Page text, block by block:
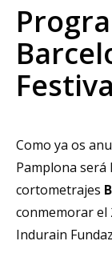
Como ya os
Pamplona será
cortometrajes
conmemorar el
Indurain